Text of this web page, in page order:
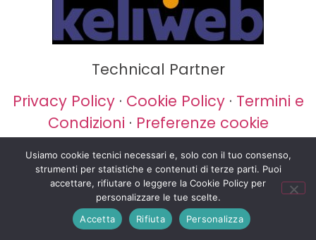
Technical Partner
Privacy Policy · Cookie Policy · Termini e
Condizioni · Preferenze cookie
P.IVA 12481951007
Usiamo cookie tecnici necessari e, solo con il tuo consenso,
strumenti per statistiche e contenuti di terze parti. Puoi
accettare, rifiutare o leggere la Cookie Policy per
personalizzare le tue scelte.
Accetta
Rifiuta Personalizza